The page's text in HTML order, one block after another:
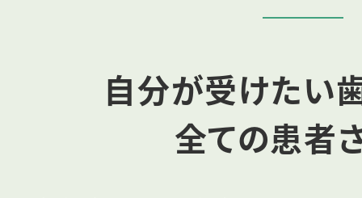
自分が受けたい
全ての患者